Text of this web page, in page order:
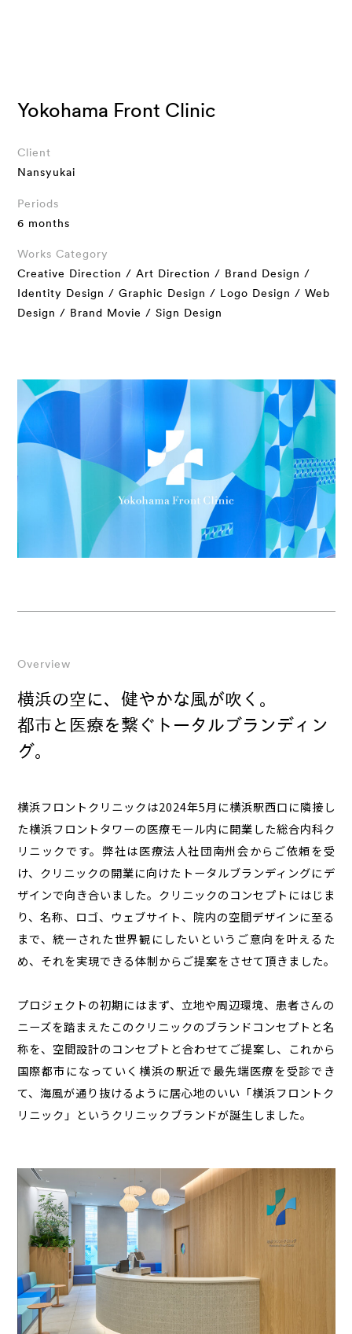
Yokohama Front Clinic
Client
Nansyukai
Periods
6 months
Works Category
Creative Direction / Art Direction / Brand Design /
Identity Design / Graphic Design / Logo Design / Web
Design / Brand Movie / Sign Design
Overview
横浜の空に、健やかな風が吹く。
都市と医療を繋ぐトータルブランディン
グ。
横浜フロントクリニックは2024年5月に横浜駅西口に隣接し
た横浜フロントタワーの医療モール内に開業した総合内科ク
リニックです。弊社は医療法人社団南州会からご依頼を受
け、クリニックの開業に向けたトータルブランディングにデ
ザインで向き合いました。クリニックのコンセプトにはじま
り、名称、ロゴ、ウェブサイト、院内の空間デザインに至る
まで、統一された世界観にしたいというご意向を叶えるた
め、それを実現できる体制からご提案をさせて頂きました。
プロジェクトの初期にはまず、立地や周辺環境、患者さんの
ニーズを踏まえたこのクリニックのブランドコンセプトと名
称を、空間設計のコンセプトと合わせてご提案し、これから
国際都市になっていく横浜の駅近で最先端医療を受診でき
て、海風が通り抜けるように居心地のいい「横浜フロントク
リニック」というクリニックブランドが誕生しました。